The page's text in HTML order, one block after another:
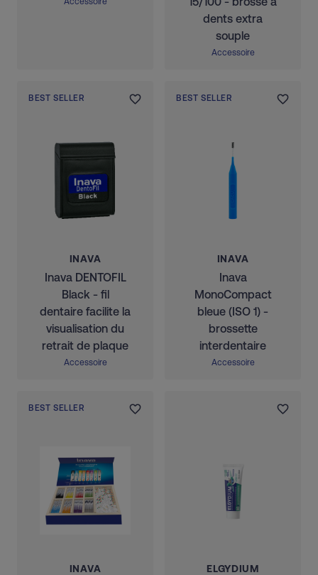
dents extra
souple
Accessoire
BEST SELLER
INAVA
Inava DENTOFIL
Black - fil
dentaire facilite la
visualisation du
retrait de plaque
Accessoire
BEST SELLER
INAVA
Inava
MonoCompact
bleue (ISO 1) -
brossette
interdentaire
Accessoire
BEST SELLER
INAVA ELGYDIUM